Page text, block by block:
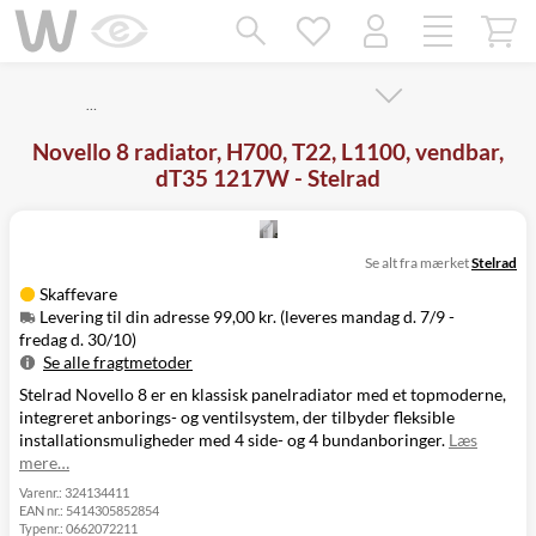
…
Novello 8 radiator, H700, T22, L1100, vendbar,
dT35 1217W - Stelrad
Skaffevare
Levering til din adresse 99,00 kr. (leveres mandag d. 7/9 -
fredag d. 30/10)
Se alle fragtmetoder
Metode
Pris
Leveres
Levering til
din adresse
99,00 kr.
Mandag d. 7/9
-
Click&Collect
i Svenstrup
Se alt fra mærketStelrad
Stelrad Novello 8 er en klassisk panelradiator med et topmoderne,
integreret anborings- og ventilsystem, der tilbyder fleksible
installationsmuligheder med 4 side- og 4 bundanboringer. Læs
mere…
Varenr.: 324134411
EAN nr.: 5414305852854
Typenr.: 0662072211
Mangler chatten?
Ret samtykke!